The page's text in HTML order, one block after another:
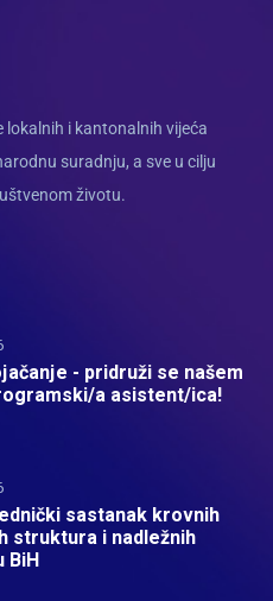
i kantonalnih vijeća
suradnju, a sve u cilju
životu.
- pridruži se našem
a asistent/ica!
sastanak krovnih
struktura i nadležnih
BiH